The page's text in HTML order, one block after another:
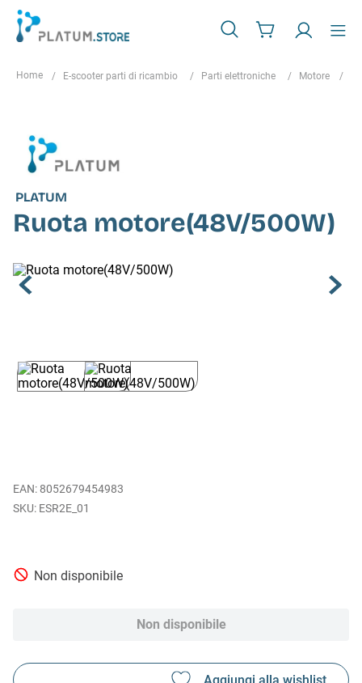
E-scooter parti di ricambio Parti elettroniche Motore
PLATUM
Ruota motore(48V/500W)
EAN: 8052679454983
ESR2E_01
Non disponibile
Non disponibile